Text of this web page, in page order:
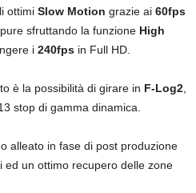
ottimi Slow Motion grazie ai 60fps
sfruttando la funzione High
i 240fps in Full HD.
è la possibilità di girare in F-Log2
stop di gamma dinamica.
alleato in fase di post produzione
ed un ottimo recupero delle zone